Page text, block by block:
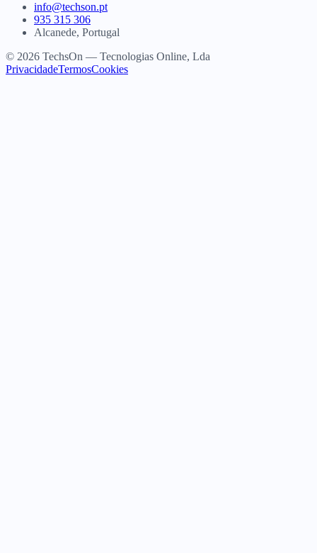
info@techson.pt
935 315 306
Alcanede, Portugal
© 2026 TechsOn — Tecnologias Online, Lda
PrivacidadeTermosCookies